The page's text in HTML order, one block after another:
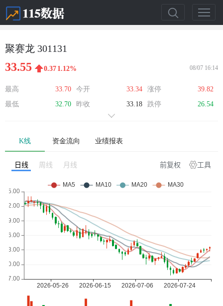
聚赛龙 301131
33.55 0.37 1.12% 08/07 16:14
最高 33.70 今开 33.34 涨停
39.82
最低
32.70 昨收 33.18 跌停 26.54
K线 资金流向 业绩报表